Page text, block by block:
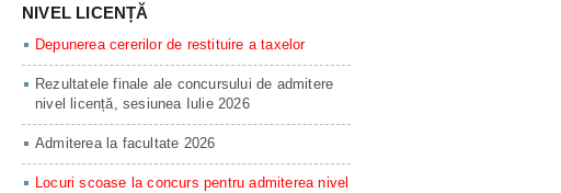
NIVEL LICENȚĂ
Depunerea cererilor de restituire a taxelor
Rezultatele finale ale concursului de admitere
nivel licență, sesiunea Iulie 2026
Admiterea la facultate 2026
Locuri scoase la concurs pentru admiterea nivel